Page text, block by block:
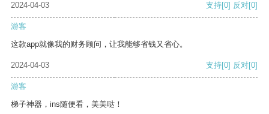
2024-04-03
支持[0] 反对[0]
游客
这款app就像我的财务顾问，让我能够省钱又省心。
2024-04-03 支持[0] 反对[0]
游客
梯子神器，ins随便看，美美哒！